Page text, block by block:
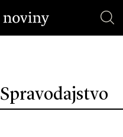
Spravodajstvo